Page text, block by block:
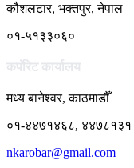
कौशलटार, भक्तपुर, नेपाल
०१-५१३३०६०
कर्पाेरेट कार्यालय
मध्य बानेश्वर, काठमाडौँ
०१-४४७१४६८, ४४७८१३१
nkarobar@gmail.com